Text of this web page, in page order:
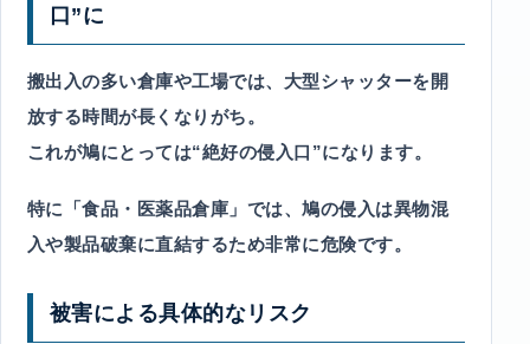
口”に
搬出入の多い倉庫や工場では、大型シャッターを開
放する時間が長くなりがち。
これが鳩にとっては“絶好の侵入口”になります。
特に「食品・医薬品倉庫」では、鳩の侵入は異物混
入や製品破棄に直結するため非常に危険です。
被害による具体的なリスク